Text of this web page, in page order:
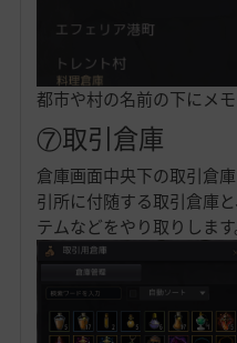
都市や村の名前の下にメモ
⑦取引倉庫
倉庫画面中央下の取引倉
引所に付随する取引倉庫
テムなどをやり取りします